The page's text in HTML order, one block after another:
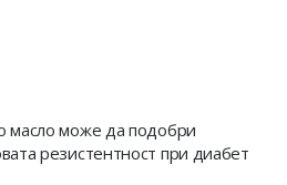
масло може да подобри
резистентност при диабет